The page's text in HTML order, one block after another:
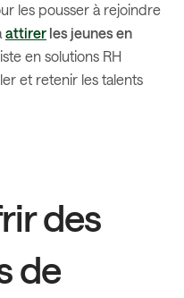
les pousser à rejoindre
attirer les jeunes en
en solutions RH
et retenir les talents
des
de